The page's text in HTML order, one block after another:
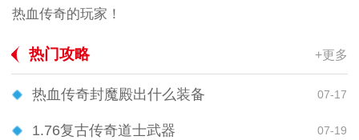
热血传奇的玩家！
热门攻略 +更多
热血传奇封魔殿出什么装备 07-17
1.76复古传奇道士武器 07-19